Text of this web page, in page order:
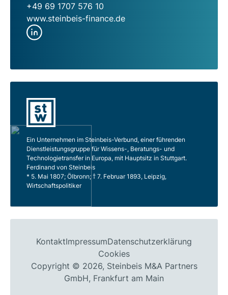
+49 69 1707 576 10
www.steinbeis-finance.de
Ein Unternehmen im Steinbeis-Verbund, einer führenden
Dienstleistungsgruppe für Wissens-, Beratungs- und
Technologietransfer in Europa, mit Hauptsitz in Stuttgart.
Ferdinand von Steinbeis
* 5. Mai 1807; Ölbronn; † 7. Februar 1893, Leipzig,
Wirtschaftspolitiker
KontaktImpressumDatenschutzerklärung
Cookies
Copyright © 2026, Steinbeis M&A Partners
GmbH, Frankfurt am Main